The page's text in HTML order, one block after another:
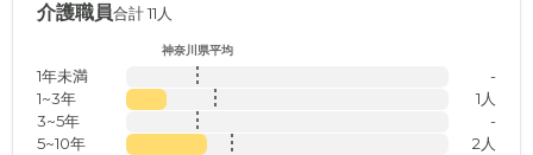
介護職員合計 11人
神奈川県平均
1年未満
-
1~3年
1人
3~5年
-
5~10年
2人